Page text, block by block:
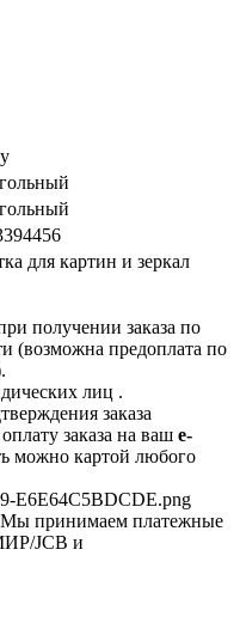
для картин и зеркал
получении заказа по
(возможна предоплата по
лиц .
заказа
заказа на ваш e-
можно картой любого
Мы принимаем платежные
JCB и